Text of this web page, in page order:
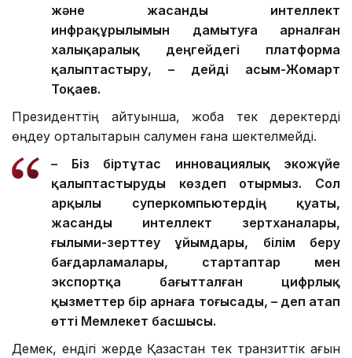
және жасанды интеллект
инфрақұрылымын дамытуға арналған
халықаралық деңгейдегі платформа
қалыптастыру, – дейді Қасым-Жомарт
Тоқаев.
Президенттің айтуынша, жоба тек деректерді
өңдеу орталықтарын салумен ғана шектелмейді.
– Біз біртұтас инновациялық экожүйе
қалыптастыруды көздеп отырмыз. Сол
арқылы суперкомпьютердің қуаты,
жасанды интеллект зертханалары,
ғылыми-зерттеу ұйымдары, білім беру
бағдарламалары, стартаптар мен
экспортқа бағытталған цифрлық
қызметтер бір арнаға тоғысады, – деп атап
өтті Мемлекет басшысы.
Демек, ендігі жерде Қазақстан тек транзиттік ағын